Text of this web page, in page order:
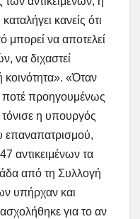
κανείς ότι
μπορεί να αποτελεί
να διχαστεί
κοινότητα». «Όταν
ποτέ προηγουμένως
τόνισε η υπουργός
επαναπατρισμού,
αντικειμένων τα
από τη Συλλογή
υπήρχαν και
για το αν